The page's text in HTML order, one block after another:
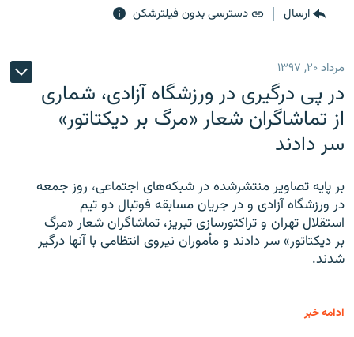
ارسال دسترسی بدون فیلترشکن
مرداد ۲۰, ۱۳۹۷
در پی درگیری در ورزشگاه آزادی، شماری
از تماشاگران شعار «مرگ بر دیکتاتور»
سر دادند
بر پایه تصاویر منتشرشده در شبکه‌های اجتماعی، روز جمعه
در ورزشگاه آزادی و در جریان مسابقه فوتبال دو تیم
استقلال تهران و تراکتورسازی تبریز، تماشاگران شعار «مرگ
بر دیکتاتور» سر دادند و مأموران نیروی انتظامی با آنها درگیر
شدند.
ادامه خبر